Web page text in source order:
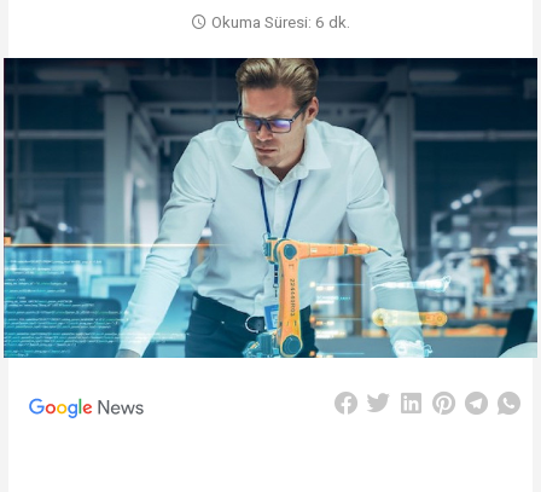
Okuma Süresi: 6 dk.